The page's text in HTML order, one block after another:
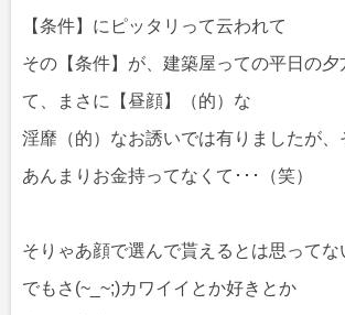
【条件】にピッタリって云われて
その【条件】が、建築屋っての平日の夕
て、まさに【昼顔】（的）な
淫靡（的）なお誘いでは有りましたが、
あんまりお金持ってなくて･･･（笑）
そりゃあ顔で選んで貰えるとは思ってな
でもさ(~_~;)カワイイとか好きとか